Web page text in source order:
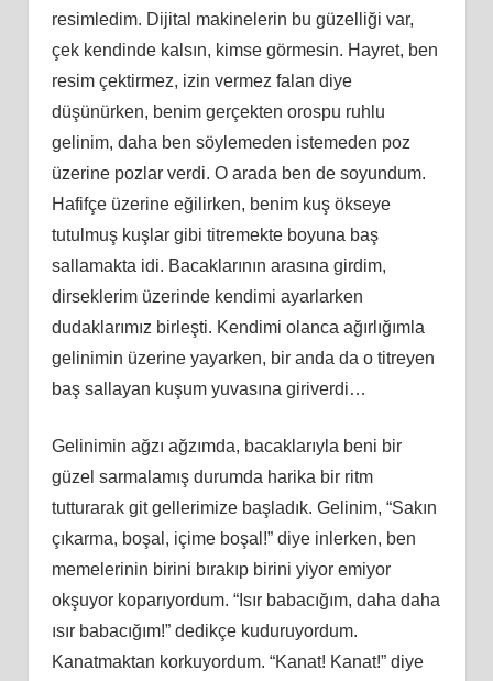
resimledim. Dijital makinelerin bu güzelliği var,
çek kendinde kalsın, kimse görmesin. Hayret, ben
resim çektirmez, izin vermez falan diye
düşünürken, benim gerçekten orospu ruhlu
gelinim, daha ben söylemeden istemeden poz
üzerine pozlar verdi. O arada ben de soyundum.
Hafifçe üzerine eğilirken, benim kuş ökseye
tutulmuş kuşlar gibi titremekte boyuna baş
sallamakta idi. Bacaklarının arasına girdim,
dirseklerim üzerinde kendimi ayarlarken
dudaklarımız birleşti. Kendimi olanca ağırlığımla
gelinimin üzerine yayarken, bir anda da o titreyen
baş sallayan kuşum yuvasına giriverdi…
Gelinimin ağzı ağzımda, bacaklarıyla beni bir
güzel sarmalamış durumda harika bir ritm
tutturarak git gellerimize başladık. Gelinim, “Sakın
çıkarma, boşal, içime boşal!” diye inlerken, ben
memelerinin birini bırakıp birini yiyor emiyor
okşuyor koparıyordum. “Isır babacığım, daha daha
ısır babacığım!” dedikçe kuduruyordum.
Kanatmaktan korkuyordum. “Kanat! Kanat!” diye